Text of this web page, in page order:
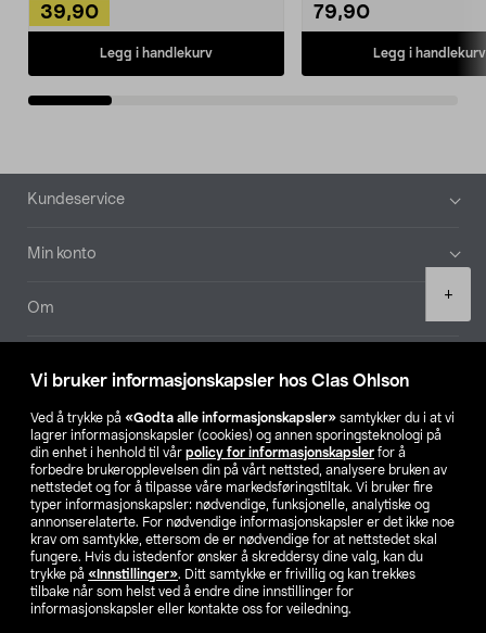
Vi bruker informasjonskapsler hos Clas Ohlson
Ved å trykke på «Godta alle informasjonskapsler» samtykker du i at vi
lagrer informasjonskapsler (cookies) og annen sporingsteknologi på
din enhet i henhold til vår policy for informasjonskapsler for å
forbedre brukeropplevelsen din på vårt nettsted, analysere bruken av
nettstedet og for å tilpasse våre markedsføringstiltak. Vi bruker fire
typer informasjonskapsler: nødvendige, funksjonelle, analytiske og
annonserelaterte. For nødvendige informasjonskapsler er det ikke noe
krav om samtykke, ettersom de er nødvendige for at nettstedet skal
fungere. Hvis du istedenfor ønsker å skreddersy dine valg, kan du
trykke på «Innstillinger». Ditt samtykke er frivillig og kan trekkes
tilbake når som helst ved å endre dine innstillinger for
informasjonskapsler eller kontakte oss for veiledning.
+
39,90
Legg i handlekurv
79,90
Legg i handlekurv
Bunntekst
Kundeservice
Min konto
Om
Våre selskaper
Finn din butikk
SE NO FI